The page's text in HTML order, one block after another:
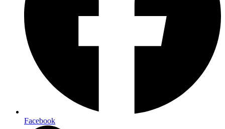
Facebook